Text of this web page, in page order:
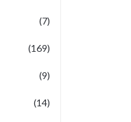
(7)
(169)
(9)
(14)